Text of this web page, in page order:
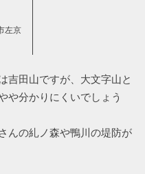
左京
吉田山ですが、大文字山と
や分かりにくいでしょう
んの糺ノ森や鴨川の堤防が